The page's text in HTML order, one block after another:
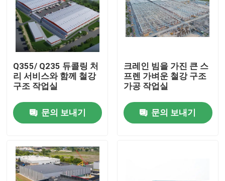
제품
Q355/ Q235 듀콜링 처
리 서비스와 함께 철강
구조 작업실
문의 보내기
크레인 빔을 가진 큰 스
프렌 가벼운 철강 구조
가공 작업실
문의 보내기